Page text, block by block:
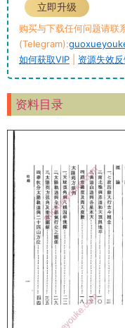
立即升级
购买与下载任何问题请联
(Telegram):
如何获取VIP
资源失效
资料目录